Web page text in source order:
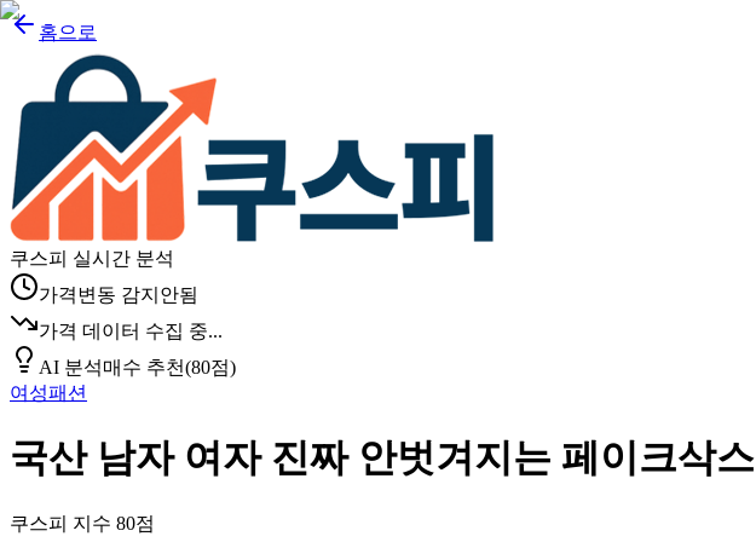
홈으로
쿠스피 실시간 분석
가격변동 감지안됨
가격 데이터 수집 중...
AI 분석매수 추천(80점)
여성패션
국산 남자 여자 진짜 안벗겨지는 페이크삭
쿠스피 지수 80점